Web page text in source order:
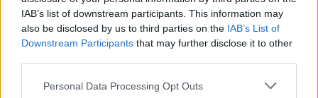
IAB’s list of downstream participants. This information may
also be disclosed by us to third parties on the IAB’s List of
Downstream Participants that may further disclose it to other
Please note that this website/app uses one or more Google
Personal Data Processing Opt Outs